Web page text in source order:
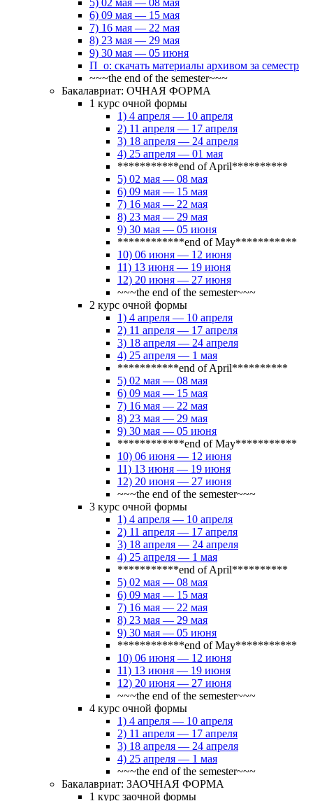
5) 02 мая — 08 мая
6) 09 мая — 15 мая
7) 16 мая — 22 мая
8) 23 мая — 29 мая
9) 30 мая — 05 июня
П_о: скачать материалы архивом за семестр
~~~the end of the semester~~~
Бакалавриат: ОЧНАЯ ФОРМА
1 курс очной формы
1) 4 апреля — 10 апреля
2) 11 апреля — 17 апреля
3) 18 апреля — 24 апреля
4) 25 апреля — 01 мая
***********end of April**********
5) 02 мая — 08 мая
6) 09 мая — 15 мая
7) 16 мая — 22 мая
8) 23 мая — 29 мая
9) 30 мая — 05 июня
************end of May***********
10) 06 июня — 12 июня
11) 13 июня — 19 июня
12) 20 июня — 27 июня
~~~the end of the semester~~~
2 курс очной формы
1) 4 апреля — 10 апреля
2) 11 апреля — 17 апреля
3) 18 апреля — 24 апреля
4) 25 апреля — 1 мая
***********end of April**********
5) 02 мая — 08 мая
6) 09 мая — 15 мая
7) 16 мая — 22 мая
8) 23 мая — 29 мая
9) 30 мая — 05 июня
************end of May***********
10) 06 июня — 12 июня
11) 13 июня — 19 июня
12) 20 июня — 27 июня
~~~the end of the semester~~~
3 курс очной формы
1) 4 апреля — 10 апреля
2) 11 апреля — 17 апреля
3) 18 апреля — 24 апреля
4) 25 апреля — 1 мая
***********end of April**********
5) 02 мая — 08 мая
6) 09 мая — 15 мая
7) 16 мая — 22 мая
8) 23 мая — 29 мая
9) 30 мая — 05 июня
************end of May***********
10) 06 июня — 12 июня
11) 13 июня — 19 июня
12) 20 июня — 27 июня
~~~the end of the semester~~~
4 курс очной формы
1) 4 апреля — 10 апреля
2) 11 апреля — 17 апреля
3) 18 апреля — 24 апреля
4) 25 апреля — 1 мая
~~~the end of the semester~~~
Бакалавриат: ЗАОЧНАЯ ФОРМА
1 курс заочной формы